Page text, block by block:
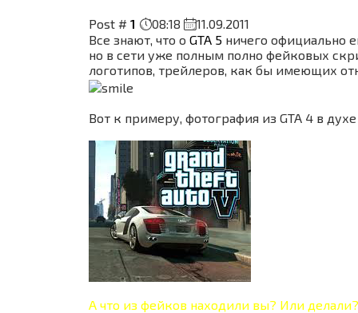
Post # 1 08:18
11.09.2011
Все знают, что о GTA 5 ничего официально
но в сети уже полным полно фейковых
логотипов, трейлеров, как бы имеющих
Вот к примеру, фотография из GTA 4 в духе
А что из фейков находили вы? Или делали?